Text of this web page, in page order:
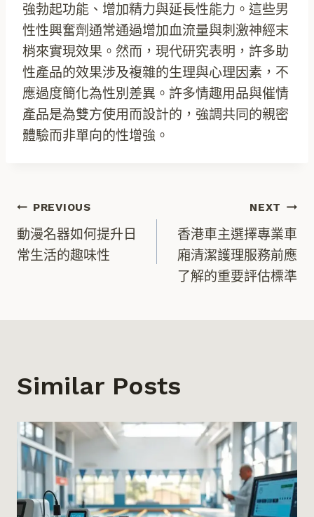
強勃起功能、增加精力與延長性能力。這些男
性性興奮劑通常通過增加血流量與刺激神經末
梢來實現效果。然而，現代研究表明，許多助
性產品的效果涉及複雜的生理與心理因素，不
應過度簡化為性別差異。許多情趣用品與催情
產品是為雙方使用而設計的，強調共同的親密
體驗而非單向的性增強。
文
章
PREVIOUS
動漫名器如何提升日
常生活的趣味性
NEXT
香港車主選擇專業車
廂清潔護理服務前應
了解的重要評估標準
Similar Posts